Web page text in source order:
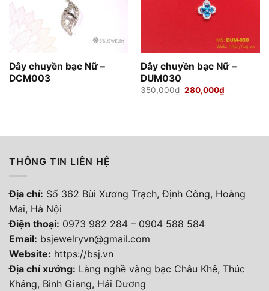
Dây chuyền bạc Nữ –
DCM003
Dây chuyền bạc Nữ –
DUM030
350,000₫ Giá
280,000₫Giá
hiện
THÔNG TIN LIÊN HỆ
Địa chỉ: Số 362 Bùi Xương Trạch, Định Công, Hoàng
Mai, Hà Nội
Điện thoại: 0973 982 284 – 0904 588 584
Email: bsjewelryvn@gmail.com
Website: https://bsj.vn
Địa chỉ xưởng: Làng nghề vàng bạc Châu Khê, Thúc
Kháng, Bình Giang, Hải Dương